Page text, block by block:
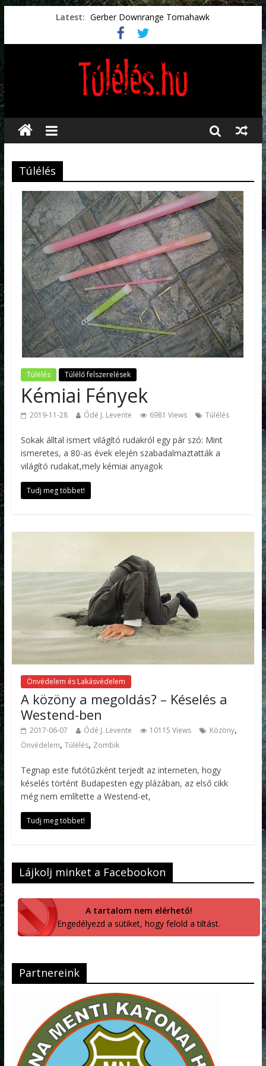
Latest: Gerber Downrange Tomahawk
Vészhelyzeti élelmiszerek
Svéd vészhelyzeti tájékoztató.
Vészhelyzetkezelés
Préselt törlőkendők
Túlélés
Túlélés Túlélő felszerelések
Kémiai Fények
2019-11-28 Ódé J. Levente 6981 Views Túlélés
Sokak álltal ismert világító rudakról egy pár szó: Mint
ismeretes, a 80-as évek elején szabadalmaztatták a
világító rudakat,mely kémiai anyagok
Tudj meg többet!
Önvédelem és Lakásvédelem
A közöny a megoldás? – Késelés a
Westend-ben
2017-06-07 Ódé J. Levente 10115 Views Közöny,
Önvédelem, Túlélés, Zombik
Tegnap este futótűzként terjedt az interneten, hogy
késelés történt Budapesten egy plázában, az első cikk
még nem említette a Westend-et,
Tudj meg többet!
Lájkolj minket a Facebookon
A tartalom nem elérhető!
Engedélyezd a sütiket, hogy felold a tiltást.
Partnereink